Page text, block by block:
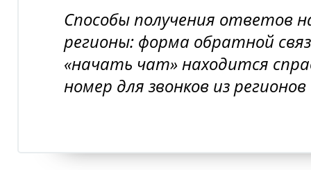
Способы получения ответов
регионы: форма обратной
«начать чат» находится
номер для звонков из